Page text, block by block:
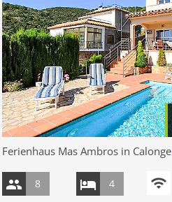
Ferienhaus Mas Ambros in Calonge
8 4